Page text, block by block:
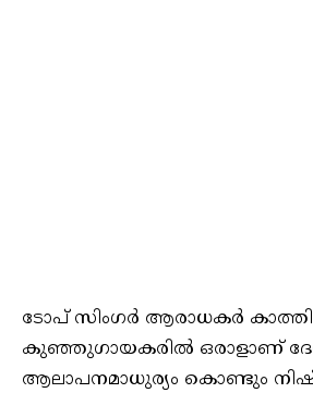
ടോപ് സിംഗർ ആരാധകർ
കുഞ്ഞുഗായകരിൽ ഒരാളാണ്
ആലാപനമാധുര്യം കൊണ്ടും